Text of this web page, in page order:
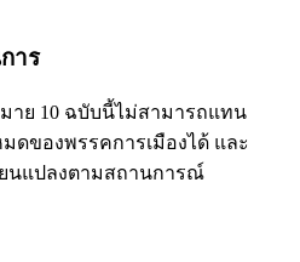
าร
าย 10 ฉบับนี้ไม่สามารถแทน
ดของพรรคการเมืองได้ และ
นแปลงตามสถานการณ์